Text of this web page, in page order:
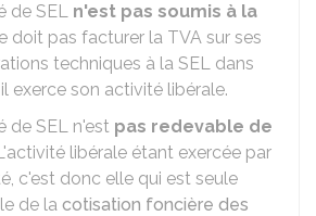
de SEL n'est pas soumis à la
doit pas facturer la TVA sur ses
techniques à la SEL dans
exerce son activité libérale.
de SEL n'est pas redevable de
libérale étant exercée par
c'est donc elle qui est seule
de la cotisation foncière des